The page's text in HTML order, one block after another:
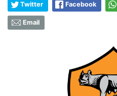
Twitter Facebook
Email